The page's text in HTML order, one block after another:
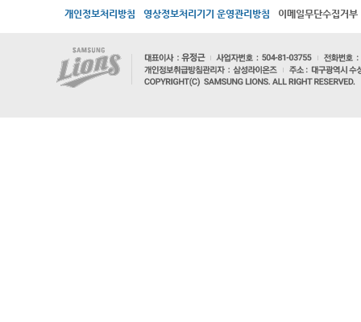
개인정보처리방침 영상정보처리기기 운영관리방침 이메일무단수집거부